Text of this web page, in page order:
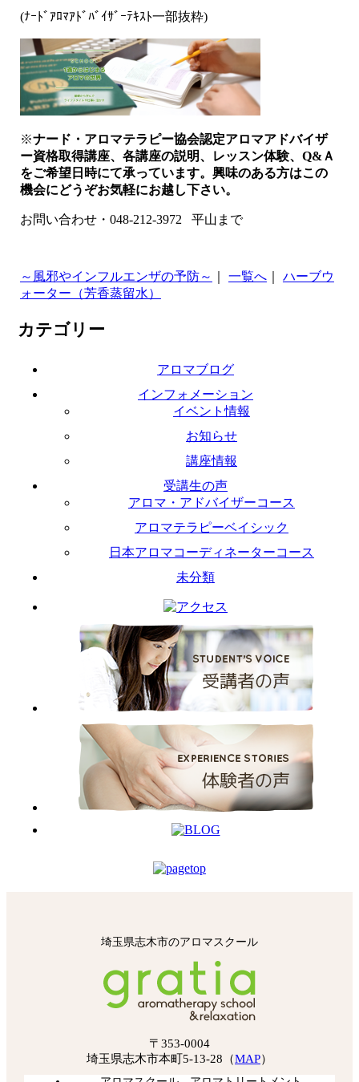
(ﾅｰﾄﾞｱﾛﾏｱﾄﾞﾊﾞｲｻﾞｰﾃｷｽﾄ一部抜粋)
※ナード・アロマテラピー協会認定アロマアドバイザ
ー資格取得講座、各講座の説明、レッスン体験、Q&Ａ
をご希望日時にて承っています。興味のある方はこの
機会にどうぞお気軽にお越し下さい。
お問い合わせ・048-212-3972 平山まで
～風邪やインフルエンザの予防～ 一覧へ｜ ハーブウ
ォーター（芳香蒸留水）
カテゴリー
アロマブログ
インフォメーション
イベント情報
お知らせ
講座情報
受講生の声
アロマ・アドバイザーコース
アロマテラピーベイシック
日本アロマコーディネーターコース
未分類
埼玉県志木市のアロマスクール
〒353-0004
埼玉県志木市本町5-13-28（MAP）